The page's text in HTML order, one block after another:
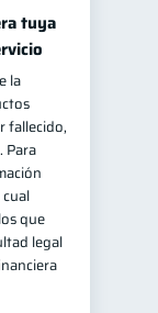
tuya
la
fallecido,
Para
que
legal